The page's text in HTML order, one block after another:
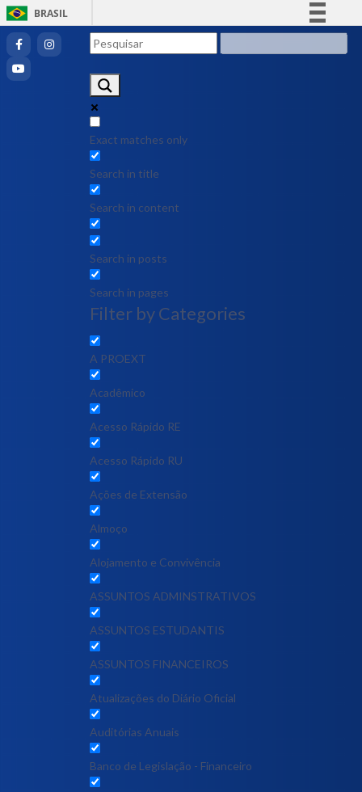
BRASIL
Exact matches only
Search in title
Search in content
Search in posts
Search in pages
Filter by Categories
A PROEXT
Acadêmico
Acesso Rápido RE
Acesso Rápido RU
Ações de Extensão
Almoço
Alojamento e Convivência
ASSUNTOS ADMINSTRATIVOS
ASSUNTOS ESTUDANTIS
ASSUNTOS FINANCEIROS
Atualizações do Diário Oficial
Auditórias Anuais
Banco de Legislação - Financeiro